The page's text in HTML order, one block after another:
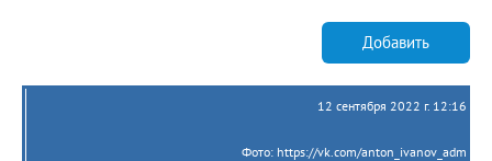
Добавить
12 сентября 2022 г. 12:16
Фото: https://vk.com/anton_ivanov_adm